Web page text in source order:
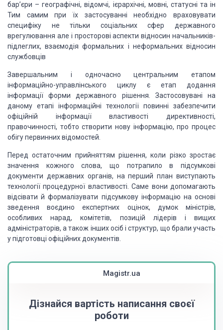
бар’єри – географічні, відомчі, ієрархічні, мовні, статусні та ін
Тим самим при їх застосуванні необхідно враховувати
специфіку не тільки соціальних сфер державного
врегулювання але і просторові аспекти відносин начальників-
підлеглих, взаємодія формальних і неформальних відносин
службовців
Завершальним і одночасно центральним етапом
інформаційно-управлінського циклу є етап додання
інформації форми державного рішення. Застосовувані на
даному етапі інформаційні технології повинні забезпечити
офіційній інформації властивості директивності,
правочинності, тобто створити нову інформацію, про процес
обігу первинних відомостей.
Перед остаточним прийняттям рішення, коли різко зростає
значення кожного слова, що потрапило в підсумкові
документи державних органів, на перший план виступають
технології процедурної властивості. Саме вони допомагають
відсівати й формалізувати підсумкову інформацію на основі
зведення воєдино експертних оцінок, думок міністрів,
особливих нарад, комітетів, позицій лідерів і вищих
адміністраторів, а також інших осіб і структур, що брали участь
у підготовці офіційних документів.
Magistr.ua
Дізнайся вартість написання своєї
роботи